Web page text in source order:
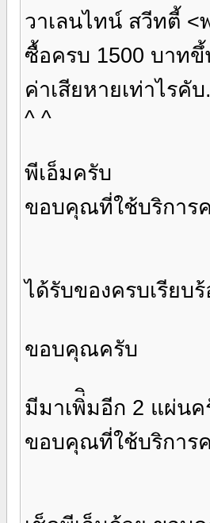
วาเลนไทน์ สวีทตี้ <
ซื้อครบ 1500 บาท
ค่าเสียหายเท่าไรคับ
^ ^
พีเอ็มครับ
ขอบคุณที่ใช้บริการ
ได้รับของครบเรียบ
ขอบคุณครับ
มีมาเพิ่ิมอีก 2 แผ่นค
ขอบคุณที่ใช้บริการ